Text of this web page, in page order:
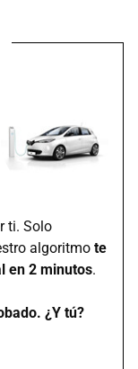
ti. Solo
algoritmo te
en 2 minutos.
¿Y tú?